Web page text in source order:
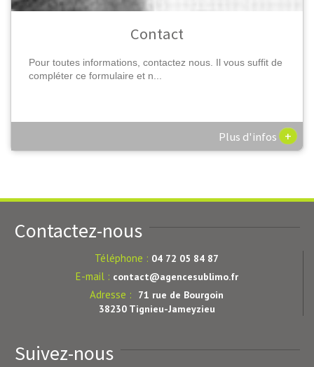
Contact
Pour toutes informations, contactez nous. Il vous suffit de
compléter ce formulaire et n...
Plus d'infos +
Contactez-nous
Téléphone : 04 72 05 84 87
E-mail : contact@agencesublimo.fr
Adresse :
71 rue de Bourgoin
38230 Tignieu-Jameyzieu
Suivez-nous